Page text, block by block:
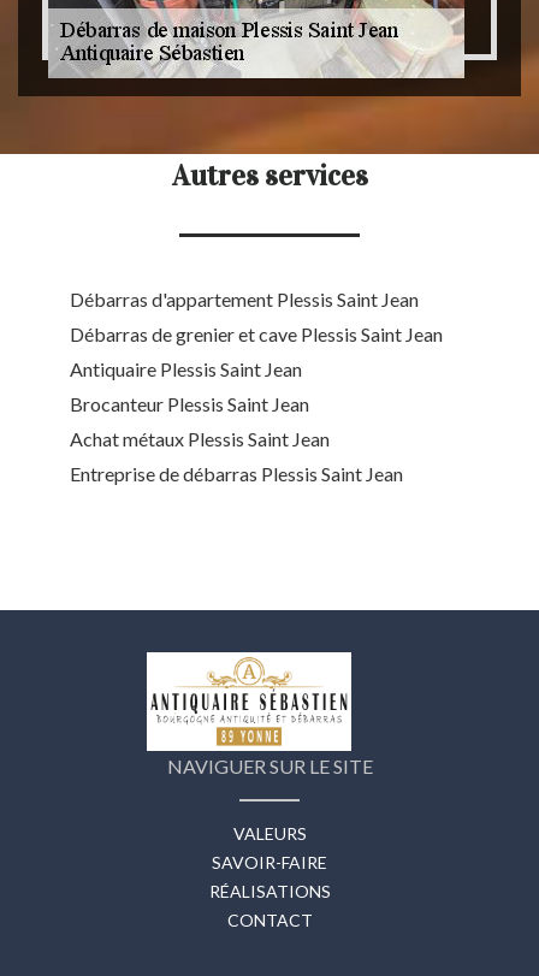
Autres services
Débarras d'appartement Plessis Saint Jean
Débarras de grenier et cave Plessis Saint Jean
Antiquaire Plessis Saint Jean
Brocanteur Plessis Saint Jean
Achat métaux Plessis Saint Jean
Entreprise de débarras Plessis Saint Jean
NAVIGUER SUR LE SITE
VALEURS
SAVOIR-FAIRE
RÉALISATIONS
CONTACT